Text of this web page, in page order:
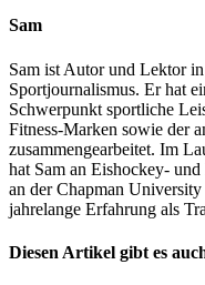
Sam
Sam ist Autor und Lektor
Sportjournalismus. Er hat
Schwerpunkt sportliche
Fitness-Marken sowie der
zusammengearbeitet. Im
hat Sam an Eishockey-
an der Chapman
jahrelange Erfahrung als
Diesen Artikel gibt es